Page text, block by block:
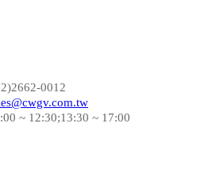
0012
~ 12:30;13:30 ~ 17:00